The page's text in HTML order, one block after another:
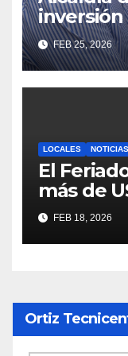
inversión
locales
FEB 25, 2026
LOCALES NOTICIAS
El
más de
ingresos
visitantes
FEB 18, 2026
Ortiz